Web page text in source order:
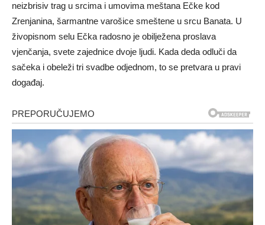
neizbrisiv trag u srcima i umovima meštana Ečke kod
Zrenjanina, šarmantne varošice smeštene u srcu Banata. U
živopisnom selu Ečka radosno je obilježena proslava
vjenčanja, svete zajednice dvoje ljudi. Kada deda odluči da
sačeka i obeleži tri svadbe odjednom, to se pretvara u pravi
događaj.